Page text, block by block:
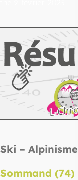
Ski – Alpinisme
Sommand (74)